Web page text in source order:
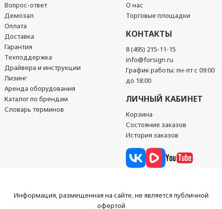
Вопрос-ответ
Демозал
Оплата
Доставка
Гарантия
Техподдержка
Драйвера и инструкции
Лизинг
Аренда оборудования
Каталог по брендам
Словарь терминов
О нас
Торговые площадки
КОНТАКТЫ
8 (495) 215-11-15
info@forsign.ru
График работы: пн-пт с 09:00
до 18:00
ЛИЧНЫЙ КАБИНЕТ
Корзина
Состояние заказов
История заказов
Информация, размещенная на сайте, не является публичной
офертой